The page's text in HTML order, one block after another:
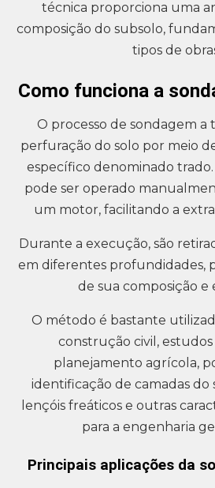
técnica proporciona uma
composição do subsolo,
tipos de
Como funciona a
O processo de sondagem a
perfuração do solo por meio
específico denominado
pode ser operado
um motor, facilitando a
Durante a execução, são
em diferentes profundidades,
de sua composição e
O método é bastante
construção civil, estudos
planejamento agrícola,
identificação de camadas do
lençóis freáticos e outras
para a engenharia
Principais aplicações da